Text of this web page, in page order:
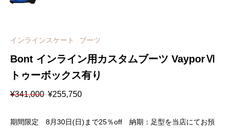
インラインスケート ブーツ
Bont インライン用カスタムブーツ VayporⅥ
トゥーボックス有り
¥341,000 元
格
は
¥255,750現
価
格
期間限定 8月30日(日)まで25％off 納期：足型を当店にてお預